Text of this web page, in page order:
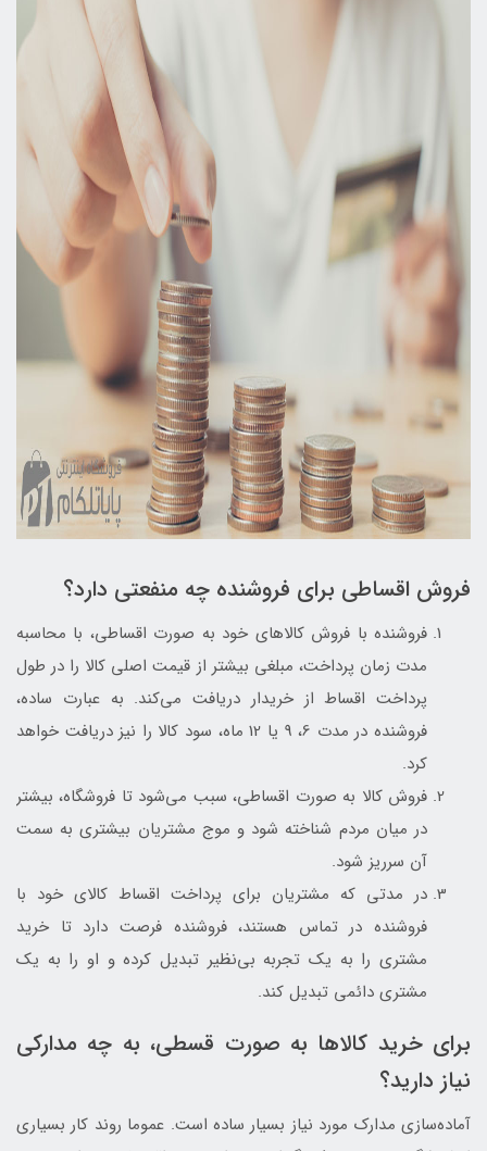
فروش اقساطی برای فروشنده چه منفعتی دارد؟
فروشنده با فروش کالاهای خود به صورت اقساطی، با محاسبه
مدت زمان پرداخت، مبلغی بیشتر از قیمت اصلی کالا را در طول
پرداخت اقساط از خریدار دریافت می‌کند. به عبارت ساده،
فروشنده در مدت 6، 9 یا 12 ماه، سود کالا را نیز دریافت خواهد
کرد.
فروش کالا به صورت اقساطی، سبب می‌شود تا فروشگاه، بیشتر
در میان مردم شناخته شود و موج مشتریان بیشتری به سمت
آن سرریز شود.
در مدتی که مشتریان برای پرداخت اقساط کالای خود با
فروشنده در تماس هستند، فروشنده فرصت دارد تا خرید
مشتری را به یک تجربه بی‌نظیر تبدیل کرده و او را به یک
مشتری دائمی تبدیل کند.
برای خرید کالاها به صورت قسطی، به چه مدارکی
نیاز دارید؟
آماده‌سازی مدارک مورد نیاز بسیار ساده است. عموما روند کار بسیاری